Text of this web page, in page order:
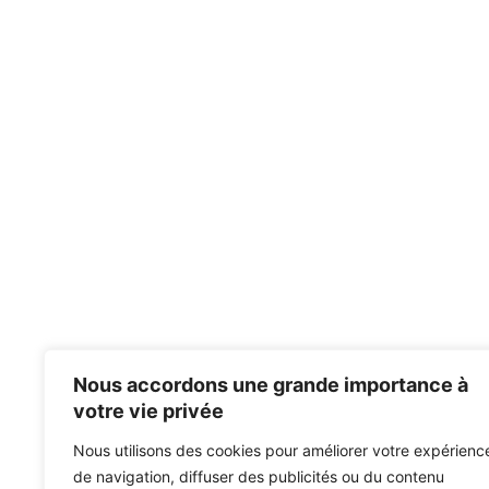
Nous accordons une grande importance à
votre vie privée
Nous utilisons des cookies pour améliorer votre
de navigation, diffuser des publicités ou du contenu